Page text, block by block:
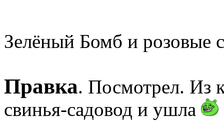
Зелёный Бомб и розовые
Правка. Посмотрел. Из
свинья-садовод и ушла